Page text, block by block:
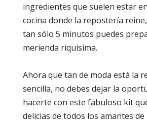
ingredientes que suelen estar
cocina donde la repostería
tan sólo 5 minutos puedes
merienda riquísima.
Ahora que tan de moda está la
sencilla, no debes dejar la
hacerte con este fabuloso kit
delicias de todos los amantes